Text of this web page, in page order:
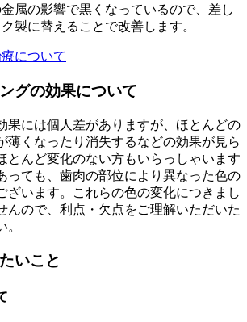
属の影響で黒くなっているので、差し
製に替えることで改善します。
について
グの効果について
果には個人差がありますが、ほとんどの
薄くなったり消失するなどの効果が見ら
とんど変化のない方もいらっしゃいます
っても、歯肉の部位により異なった色の
ざいます。これらの色の変化につきまし
んので、利点・欠点をご理解いただいた
。
いこと